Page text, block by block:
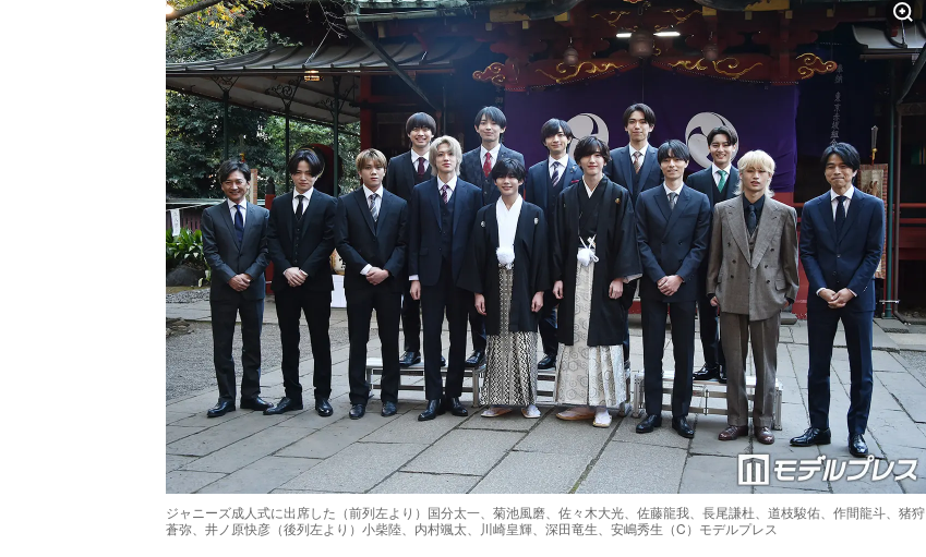
ジャニーズ成人式に出席した（前列左より）国分太一、菊池風磨、佐々木大光、佐藤龍我、長尾謙杜、道枝駿佑、作間龍斗、猪狩
蒼弥、井ノ原快彦（後列左より）小柴陸、内村颯太、川崎皇輝、深田竜生、安嶋秀生（C）モデルプレス